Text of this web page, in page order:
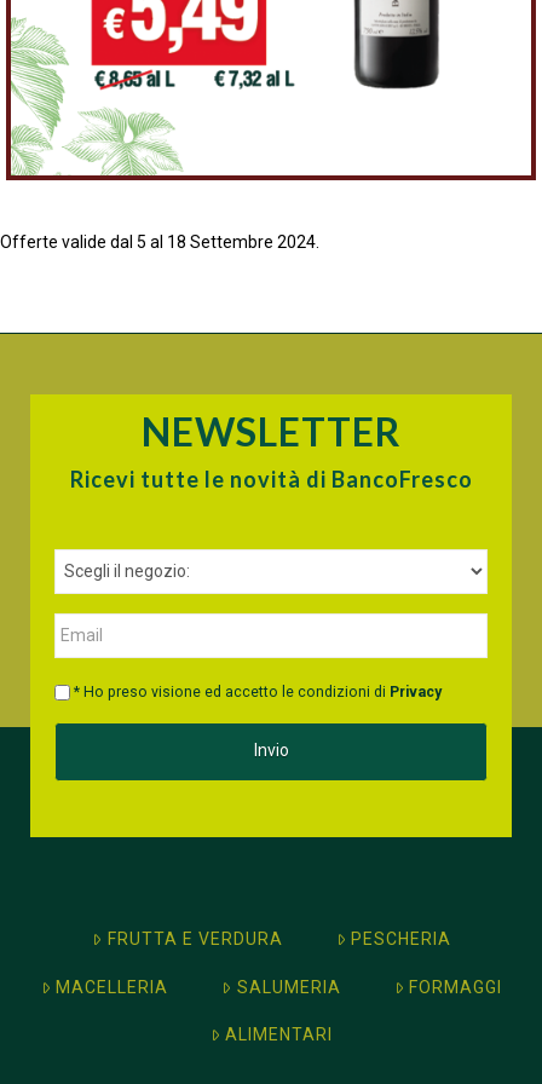
Offerte valide dal 5 al 18 Settembre 2024.
NEWSLETTER
Ricevi tutte le novità di BancoFresco
* Ho preso visione ed accetto le condizioni di Privacy
FRUTTA E VERDURA PESCHERIA
MACELLERIA SALUMERIA FORMAGGI
ALIMENTARI